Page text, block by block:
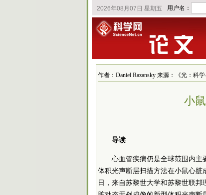
作者：Daniel Razansky 来源：《光：科
小
导读
心血管疾病仍是全球范围内主
体积光声断层扫描方法在小鼠心脏
日，来自苏黎世大学和苏黎世联邦